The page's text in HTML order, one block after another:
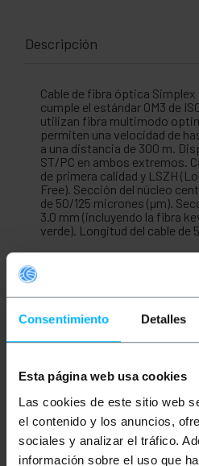
Consentimiento Detalles
Esta página web usa cookies
Las cookies de este sitio web
el contenido y los anuncios,
sociales y analizar el tráfico.
información sobre el uso que
Descripción
Cable de fibra óptica Simplex
cumple el estándar OM3 de
utilizan fibra multimodo
permiten una velocidad de
a una distancia de 300 m.
ST/PC en ambos extremos.
de primera calidad y LSZH
Free). Sección del núcleo
de 50/125 micrones (µm).
3.0 mm (incluyendo la fibra
verde). Longitud del cable de
Medidas y pesos
Peso bruto: 50 g